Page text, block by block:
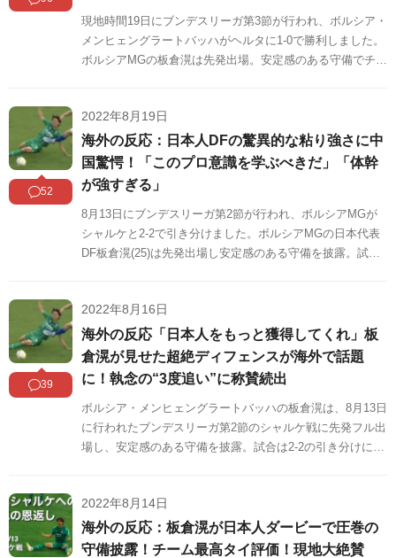
現地時間19日にブンデスリーガ第3節が行われ、ボルシア・
メンヒェングラートバッハがヘルタに1-0で勝利しました。
ボルシアMGの板倉滉は先発出場。安定感のある守備でチー
52
2022年8月19日
海外の反応：日本人DFの驚異的な粘り強さに中
国驚愕！「このプロ意識を学ぶべきだ」「体幹
が強すぎる」
8月13日にブンデスリーガ第2節が行われ、ボルシアMGが
シャルケと2-2で引き分けました。ボルシアMGの日本代表
DF板倉滉(25)は先発出場し安定感のある守備を披露。試合
寄せられました。そして、この動画は中国のSNSでも話題
になっています。中国の反応をSNSや掲示板などからまと
めましたのでご覧ください。
39
2022年8月16日
海外の反応「日本人をもっと獲得してくれ」板
倉滉が見せた超絶ディフェンスが海外で話題
に！執念の“3度追い”に称賛続出
ボルシア・メンヒェングラートバッハの板倉滉は、8月13日
に行われたブンデスリーガ第2節のシャルケ戦に先発フル出
場し、安定感のある守備を披露。試合は2-2の引き分けに終
巻のディフェンスが海外で話題になっています。この話題
に対する海外の反応をSNSや掲示板などからまとめました
のでご覧ください。
2022年8月14日
海外の反応：板倉滉が日本人ダービーで圧巻の
守備披露！チーム最高タイ評価！現地大絶賛